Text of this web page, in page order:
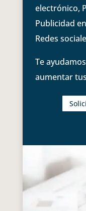
electrónico,
Publicidad
Redes
Te
aumentar